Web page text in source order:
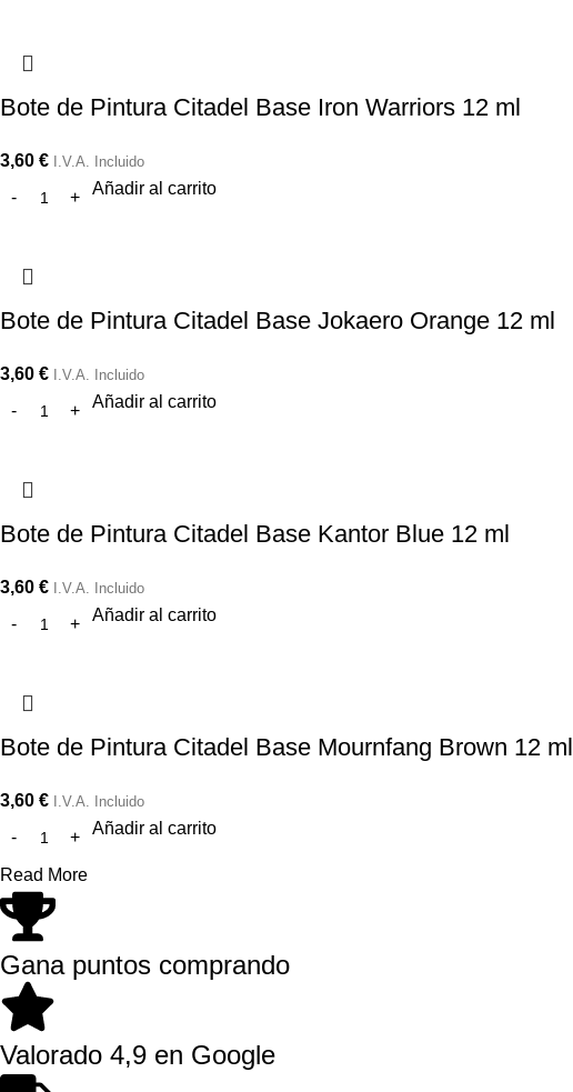
Bote de Pintura Citadel Base Iron Warriors 12 ml
3,60 € I.V.A. Incluido
Añadir al carrito
Bote de Pintura Citadel Base Jokaero Orange 12 ml
3,60 € I.V.A. Incluido
Añadir al carrito
Bote de Pintura Citadel Base Kantor Blue 12 ml
3,60 € I.V.A. Incluido
Añadir al carrito
Bote de Pintura Citadel Base Mournfang Brown 12 ml
3,60 € I.V.A. Incluido
Añadir al carrito
Read More
Gana puntos comprando
Valorado 4,9 en Google